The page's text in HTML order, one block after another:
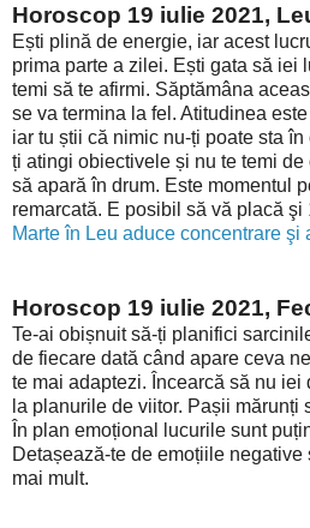
Horoscop 19 iulie 2021,
Ești plină de energie, iar acest
prima parte a zilei. Ești gata să iei
temi să te afirmi. Săptămâna
se va termina la fel. Atitudinea
iar tu știi că nimic nu-ți poate sta
ți atingi obiectivele și nu te temi
să apară în drum. Este momentul
remarcată. E posibil să vă placă şi
Marte în Leu aduce concentrare şi
Horoscop 19 iulie 2021,
Te-ai obișnuit să-ți planifici
de fiecare dată când apare ceva
te mai adaptezi. Încearcă să nu
la planurile de viitor. Pașii mărunți
În plan emoțional lucurile sunt
Detașează-te de emoțiile
mai mult.